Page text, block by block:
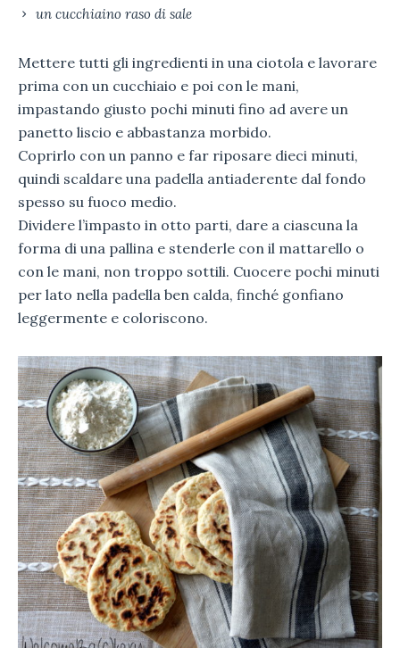
un cucchiaino raso di sale
Mettere tutti gli ingredienti in una ciotola e lavorare
prima con un cucchiaio e poi con le mani,
impastando giusto pochi minuti fino ad avere un
panetto liscio e abbastanza morbido.
Coprirlo con un panno e far riposare dieci minuti,
quindi scaldare una padella antiaderente dal fondo
spesso su fuoco medio.
Dividere l’impasto in otto parti, dare a ciascuna la
forma di una pallina e stenderle con il mattarello o
con le mani, non troppo sottili. Cuocere pochi minuti
per lato nella padella ben calda, finché gonfiano
leggermente e coloriscono.